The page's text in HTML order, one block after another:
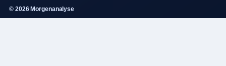
© 2026 Morgenanalyse